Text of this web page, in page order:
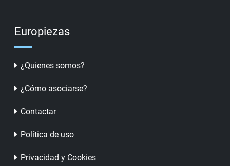
Europiezas
¿Quienes somos?
¿Cómo asociarse?
Contactar
Política de uso
Privacidad y Cookies